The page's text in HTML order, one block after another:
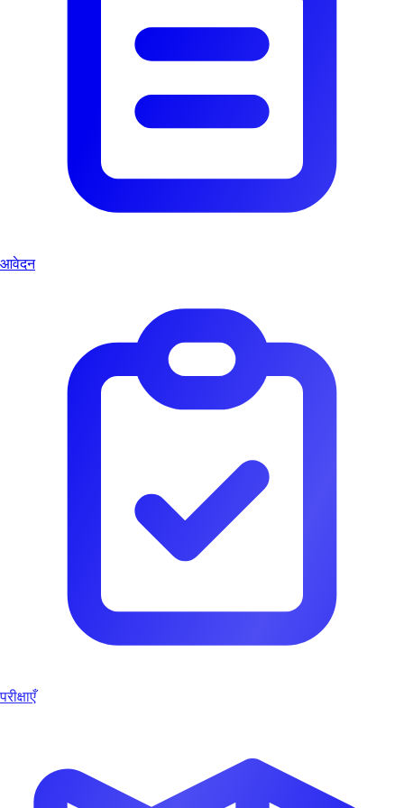
आवेदन
परीक्षाएँ